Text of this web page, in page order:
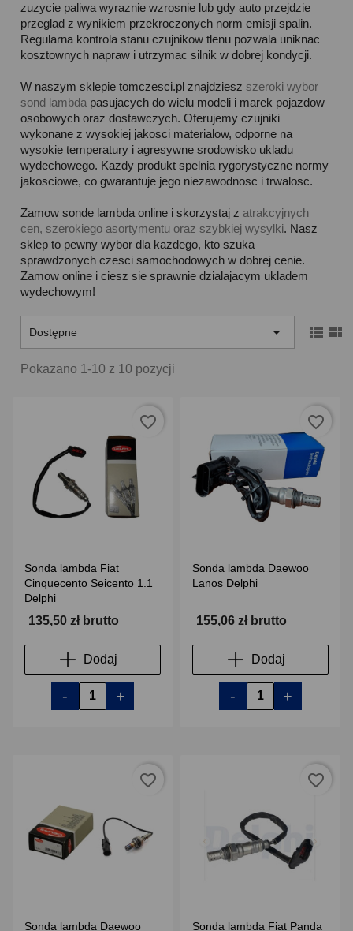
zuzycie paliwa wyraznie wzrosnie lub gdy auto przejdzie
przeglad z wynikiem przekroczonych norm emisji spalin.
Regularna kontrola stanu czujnikow tlenu pozwala uniknac
kosztownych napraw i utrzymac silnik w dobrej kondycji.
W naszym sklepie tomczesci.pl znajdzieszszeroki wybor
sond lambda pasujacych do wielu modeli i marek pojazdow
osobowych oraz dostawczych. Oferujemy czujniki
wykonane z wysokiej jakosci materialow, odporne na
wysokie temperatury i agresywne srodowisko ukladu
wydechowego. Kazdy produkt spelnia rygorystyczne normy
jakosciowe, co gwarantuje jego niezawodnosc i trwalosc.
Zamow sonde lambda online i skorzystaj z atrakcyjnych
cen, szerokiego asortymentu oraz szybkiej wysylki. Nasz
sklep to pewny wybor dla kazdego, kto szuka
sprawdzonych czesci samochodowych w dobrej cenie.
Zamow online i ciesz sie sprawnie dzialajacym ukladem
wydechowym!
Dostępne   
Pokazano 1-10 z 10 pozycji
Sonda lambda Fiat
Cinquecento Seicento 1.1
Delphi
135,50 zł brutto
Dodaj
- +
favorite_border
Sonda lambda Daewoo
Lanos Delphi
155,06 zł brutto
Dodaj
- +
favorite_border
Sonda lambda Daewoo
favorite_border
Sonda lambda Fiat Panda
favorite_border